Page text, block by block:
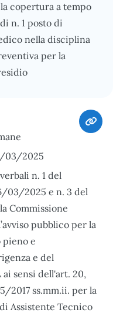
copertura a tempo
n. 1 posto di
nella disciplina
per la
03/2025
n. 1 del
03/2025 e n. 3 del
Commissione
pubblico per la
pieno e
e del
ai sensi dell'art. 20,
2017 ss.mm.ii. per la
Assistente Tecnico